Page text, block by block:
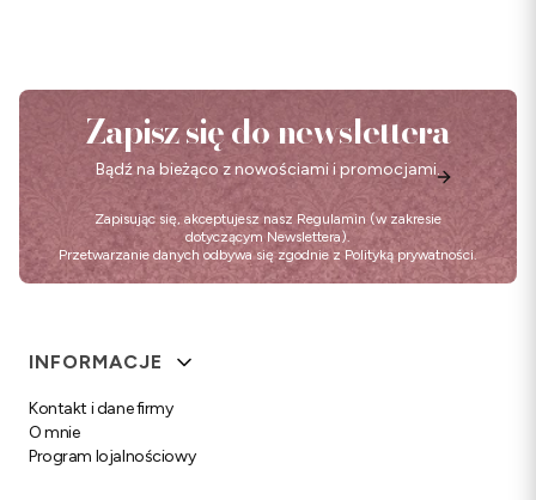
Zapisz się do newslettera
Bądź na bieżąco z nowościami i promocjami.
Zapisując się, akceptujesz nasz Regulamin (w zakresie
dotyczącym Newslettera).
Przetwarzanie danych odbywa się zgodnie z Polityką prywatności.
Linki w stopce
INFORMACJE
Kontakt i dane firmy
O mnie
Program lojalnościowy